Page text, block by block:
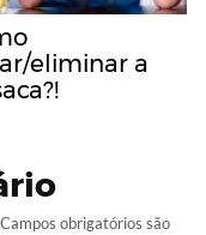
eliminar a
Campos obrigatórios são